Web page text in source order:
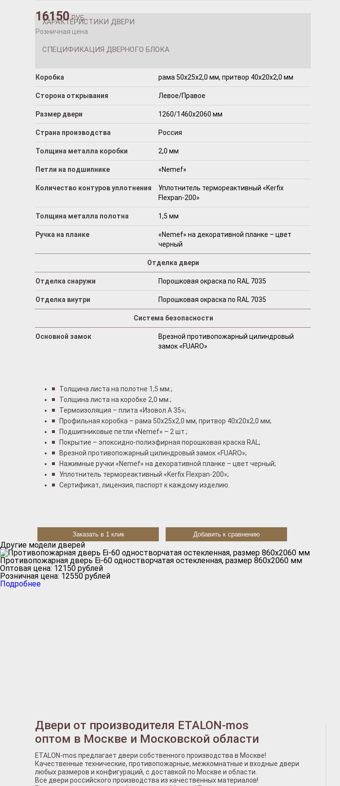
16150 РУБ.
Розничная цена
ХАРАКТЕРИСТИКИ ДВЕРИ
СПЕЦИФИКАЦИЯ ДВЕРНОГО БЛОКА
Коробка рама 50x25x2,0 мм, притвор 40x20x2,0 мм
Сторона открывания Левое/Правое
Размер двери 1260/1460х2060 мм
Страна производства Россия
Толщина металла коробки 2,0 мм
Петли на подшипнике «Nemef»
Количество контуров уплотнения
Уплотнитель термореактивный «Kerfix
Flexpan-200»
Толщина металла полотна 1,5 мм
Ручка на планке
«Nemef» на декоративной планке – цвет
черный
Отделка двери
Отделка снаружи Порошковая окраска по RAL 7035
Отделка внутри Порошковая окраска по RAL 7035
Система безопасности
Основной замок
Врезной противопожарный цилиндровый
замок «FUARO»
Толщина листа на полотне 1,5 мм.;
Толщина листа на коробке 2,0 мм.;
Термоизоляция – плита «Изовол А 35»;
Профильная коробка – рама 50x25x2,0 мм, притвор 40x20x2,0 мм;
Подшипниковые петли «Nemef» – 2 шт.;
Покрытие – эпоксидно-полиэфирная порошковая краска RAL;
Врезной противопожарный цилиндровый замок «FUARO»;
Нажимные ручки «Nemef» на декоративной планке – цвет черный;
Уплотнитель термореактивный «Kerfix Flexpan-200»;
Сертификат, лицензия, паспорт к каждому изделию.
Заказать в 1 клик Добавить к сравнению
Другие модели дверей
Противопожарная дверь Ei-60 одностворчатая остекленная, размер 860х2060 мм
Оптовая цена: 12150 рублей
Розничная цена: 12550 рублей
Подробнее
Двери от производителя ETALON-mos
оптом в Москве и Московской области
ETALON-mos предлагает двери собственного производства в Москве!
Качественные технические, противопожарные, межкомнатные и входные двери
любых размеров и конфигураций, с доставкой по Москве и области.
Все двери российского производства из качественных материалов!